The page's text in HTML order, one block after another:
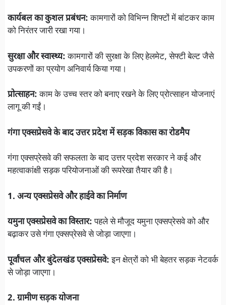
कार्यबल का कुशल प्रबंधन:कामगारों को विभिन्न शिफ्टों में बांटकर काम
को निरंतर जारी रखा गया।
सुरक्षा और स्वास्थ्य:कामगारों की सुरक्षा के लिए हेलमेट, सेफ्टी बेल्ट जैसे
उपकरणों का प्रयोग अनिवार्य किया गया।
प्रोत्साहन:काम के उच्च स्तर को बनाए रखने के लिए प्रोत्साहन योजनाएं
लागू की गईं।
गंगा एक्सप्रेसवे के बाद उत्तर प्रदेश में सड़क विकास का रोडमैप
गंगा एक्सप्रेसवे की सफलता के बाद उत्तर प्रदेश सरकार ने कई और
महत्वाकांक्षी सड़क परियोजनाओं की रूपरेखा तैयार की है।
1. अन्य एक्सप्रेसवे और हाईवे का निर्माण
यमुना एक्सप्रेसवे का विस्तार:पहले से मौजूद यमुना एक्सप्रेसवे को और
बढ़ाकर उसे गंगा एक्सप्रेसवे से जोड़ा जाएगा।
पूर्वांचल और बुंदेलखंड एक्सप्रेसवे:इन क्षेत्रों को भी बेहतर सड़क नेटवर्क
से जोड़ा जाएगा।
2. ग्रामीण सड़क योजना